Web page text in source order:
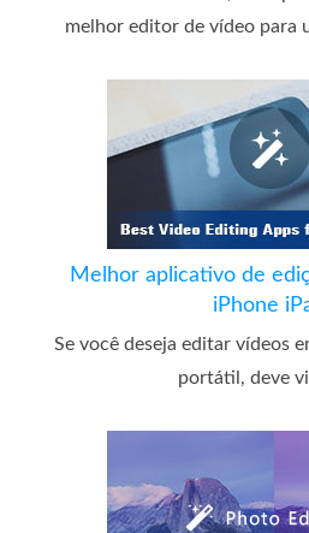
melhor editor de vídeo para
Melhor aplicativo de
iPhone
Se você deseja editar vídeos
portátil, deve